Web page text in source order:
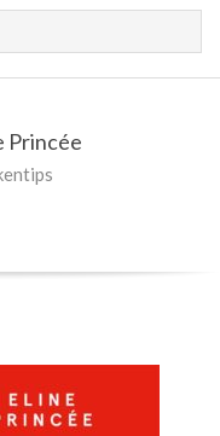
Princée